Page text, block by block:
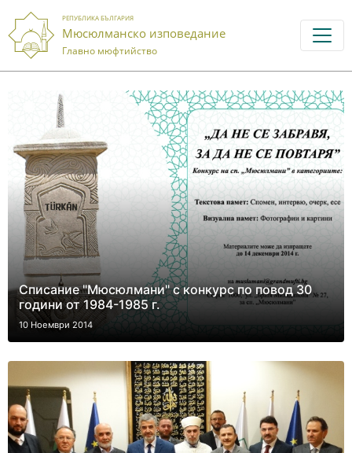
РЕПУБЛИКА БЪЛГАРИЯ
Мюсюлманско изповедание
Главно мюфтийство
Списание "Мюсюлмани" с конкурс по повод 30
години от 1984-1985 г.
10 Ноември 2014